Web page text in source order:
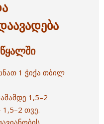
1 ჭიქა თბილ
1,5–2
თვე.